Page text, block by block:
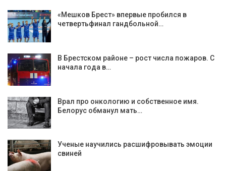
«Мешков Брест» впервые пробился в
четвертьфинал гандбольной…
В Брестском районе – рост числа пожаров. С
начала года в…
Врал про онкологию и собственное имя.
Белорус обманул мать…
Ученые научились расшифровывать эмоции
свиней